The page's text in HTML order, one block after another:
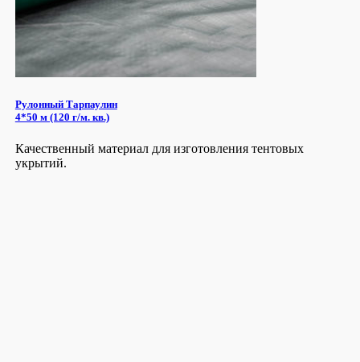
Рулонный Тарпаулин
4*50 м (120 г/м. кв.)
Качественный материал для изготовления тентовых
укрытий.